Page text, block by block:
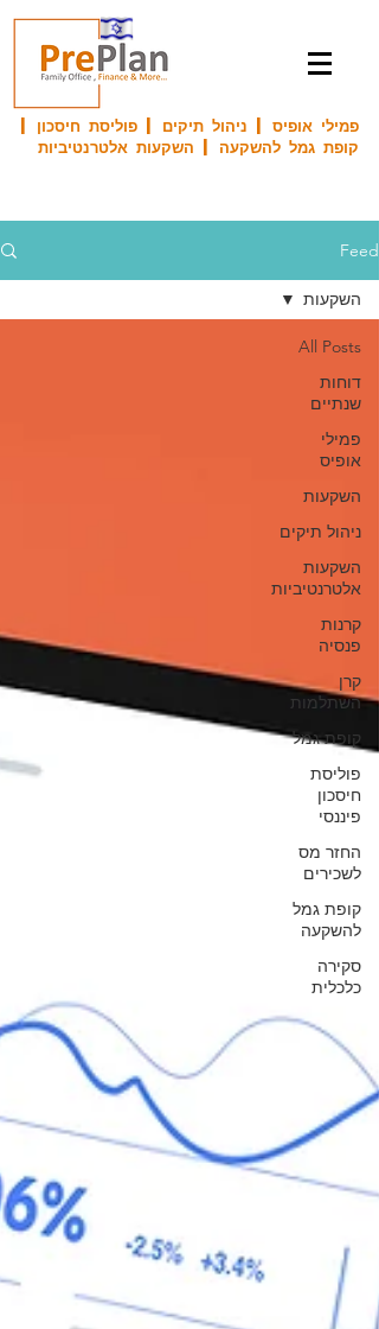
פמילי אופיס | ניהול תיקים | פוליסת חיסכון |
קופת גמל להשקעה | השקעות אלטרנטיביות
Feed
All Posts
דוחות
שנתיים
פמילי
אופיס
השקעות
ניהול תיקים
השקעות
אלטרנטיביות
קרנות
פנסיה
קרן
השתלמות
קופת גמל
פוליסת
חיסכון
פיננסי
החזר מס
לשכירים
קופת גמל
להשקעה
סקירה
כלכלית
השקעות